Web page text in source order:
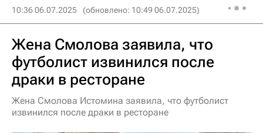
10:36 06.07.2025 (обновлено: 10:49 06.07.2025)
Жена Смолова заявила, что
футболист извинился после
драки в ресторане
Жена Смолова Истомина заявила, что футболист
извинился после драки в ресторане